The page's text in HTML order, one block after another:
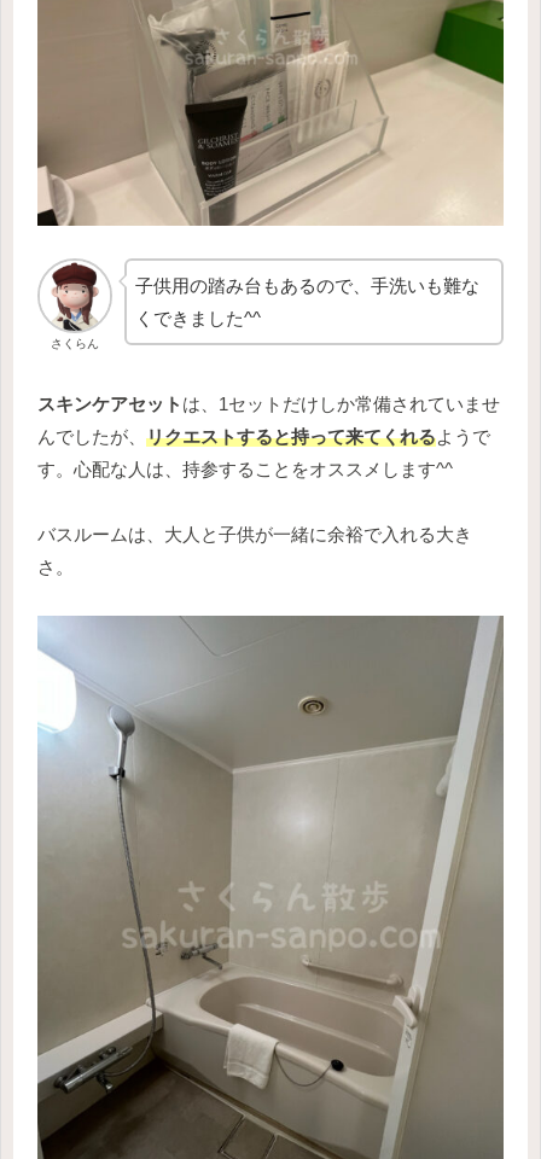
さくらん
子供用の踏み台もあるので、手洗いも難な
くできました^^
スキンケアセット は、1セットだけしか常備されていませ
んでしたが、 リクエストすると持って来てくれるようで
す。心配な人は、持参することをオススメします^^
バスルームは、大人と子供が一緒に余裕で入れる大き
さ。